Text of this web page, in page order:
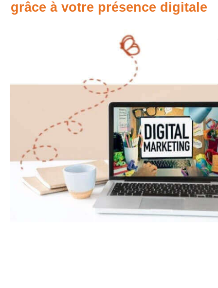
grâce à votre présence digitale